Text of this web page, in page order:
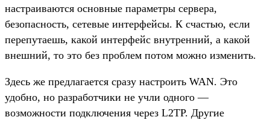
настраиваются основные параметры сервера,
безопасность, сетевые интерфейсы. К счастью, если
перепутаешь, какой интерфейс внутренний, а какой
внешний, то это без проблем потом можно изменить.
Здесь же предлагается сразу настроить WAN. Это
удобно, но разработчики не учли одного —
возможности подключения через L2TP. Другие